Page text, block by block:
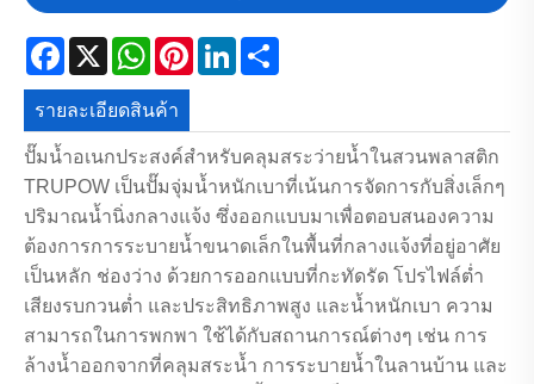
Facebook
X WhatsApp
PinterestLinkedIn
รายละเอียดสินค้า
ปั๊มน้ำอเนกประสงค์สำหรับคลุมสระว่ายน้ำในสวนพลาสติก
TRUPOW เป็นปั๊มจุ่มน้ำหนักเบาที่เน้นการจัดการกับสิ่งเล็กๆ
ปริมาณน้ำนิ่งกลางแจ้ง ซึ่งออกแบบมาเพื่อตอบสนองความ
ต้องการการระบายน้ำขนาดเล็กในพื้นที่กลางแจ้งที่อยู่อาศัย
เป็นหลัก ช่องว่าง ด้วยการออกแบบที่กะทัดรัด โปรไฟล์ต่ำ
เสียงรบกวนต่ำ และประสิทธิภาพสูง และน้ำหนักเบา ความ
สามารถในการพกพา ใช้ได้กับสถานการณ์ต่างๆ เช่น การ
ล้างน้ำออกจากที่คลุมสระน้ำ การระบายน้ำในลานบ้าน และ